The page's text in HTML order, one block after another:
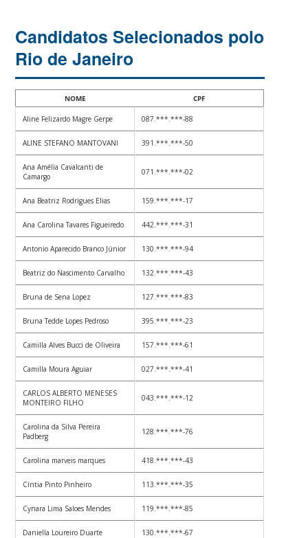
Candidatos Selecionados polo
Rio de Janeiro
NOME CPF
Aline Felizardo Magre Gerpe 087.***.***-88
ALINE STEFANO MANTOVANI 391.***.***-50
Ana Amélia Cavalcanti de
Camargo
071.***.***-02
Ana Beatriz Rodrigues Elias 159.***.***-17
Ana Carolina Tavares Figueiredo 442.***.***-31
Antonio Aparecido Branco Júnior 130.***.***-94
Beatriz do Nascimento Carvalho 132.***.***-43
Bruna de Sena Lopez 127.***.***-83
Bruna Tedde Lopes Pedroso 395.***.***-23
Camilla Alves Bucci de Oliveira 157.***.***-61
Camilla Moura Aguiar 027.***.***-41
CARLOS ALBERTO MENESES
MONTEIRO FILHO
043.***.***-12
Carolina da Silva Pereira
Padberg
128.***.***-76
Carolina marveis marques 418.***.***-43
Cíntia Pinto Pinheiro 113.***.***-35
Cynara Lima Saloes Mendes 119.***.***-85
Daniella Loureiro Duarte 130.***.***-67